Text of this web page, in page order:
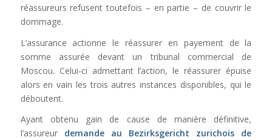
réassureurs refusent toutefois – en partie – de couvrir le
dommage.
L’assurance actionne le réassurer en payement de la
somme assurée devant un tribunal commercial de
Moscou. Celui-ci admettant l’action, le réassurer épuise
alors en vain les trois autres instances disponibles, qui le
déboutent.
Ayant obtenu gain de cause de manière définitive,
l’assureur demande au Bezirksgericht zurichois de